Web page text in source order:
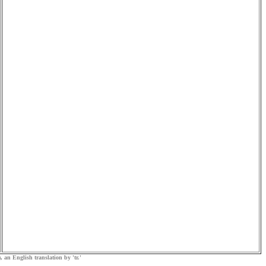
an English translation by 'tr.'